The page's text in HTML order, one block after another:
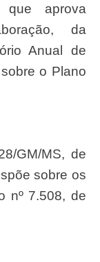
aprova
da
Anual de
o Plano
sobre os
nº 7.508, de